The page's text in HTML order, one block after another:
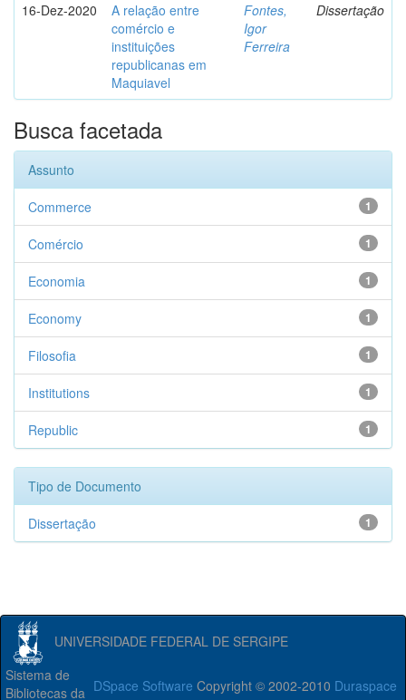
16-Dez-2020
A relação entre
comércio e
instituições
republicanas em
Maquiavel
Fontes,
Igor
Ferreira
Dissertação
Busca facetada
Assunto
1
Commerce
1
Comércio
1
Economia
1
Economy
1
Filosofia
1
Institutions
1
Republic
Tipo de Documento
1
Dissertação
UNIVERSIDADE FEDERAL DE SERGIPE
DSpace Software Copyright © 2002-2010 Duraspace
Sistema de
Bibliotecas da